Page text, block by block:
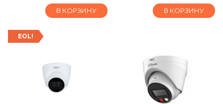
В КОРЗИНУ В КОРЗИНУ
EOL!